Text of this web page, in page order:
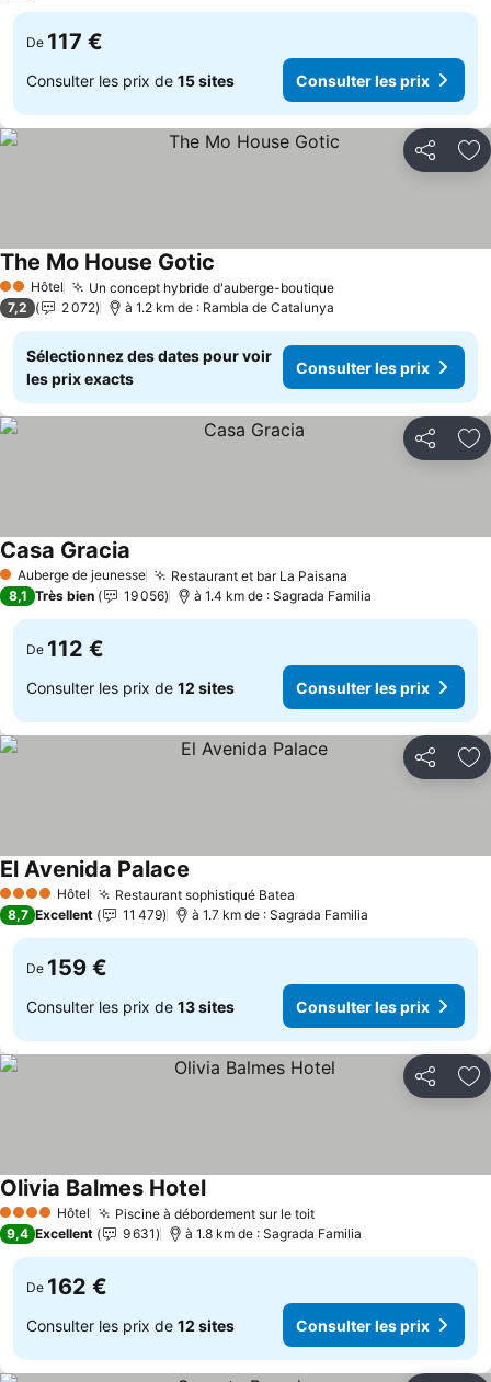
De 117 €
Consulter les prix de 15 sites Consulter les prix
Partager
2 Étoiles
Hôtel Un concept hybride d'auberge-boutique
The Mo House Gotic
7,2 2 072 à 1.2 km de : Rambla de Catalunya
Sélectionnez des dates pour voir
les prix exacts
Consulter les prix
Partager
1 Étoiles
Auberge de jeunesse Restaurant et bar La Paisana
Casa Gracia
8,1 Très bien 19 056 à 1.4 km de : Sagrada Familia
De 112 €
Consulter les prix de 12 sites Consulter les prix
Partager
4 Étoiles Hôtel Restaurant sophistiqué Batea
El Avenida Palace
8,7 Excellent 11 479 à 1.7 km de : Sagrada Familia
De 159 €
Consulter les prix de 13 sites Consulter les prix
Partager
4 Étoiles Hôtel Piscine à débordement sur le toit
Olivia Balmes Hotel
9,4 Excellent 9 631 à 1.8 km de : Sagrada Familia
De 162 €
Consulter les prix de 12 sites Consulter les prix